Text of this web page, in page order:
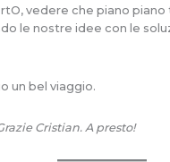
vedere che piano
le nostre idee con le
un bel viaggio.
Cristian. A presto!